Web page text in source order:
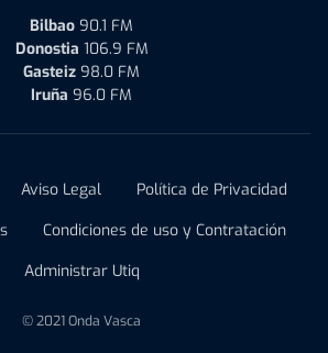
Bilbao 90.1 FM
Donostia 106.9 FM
Gasteiz 98.0 FM
Iruña 96.0 FM
Aviso Legal
Política de Privacidad
Condiciones de uso y Contratación
Administrar Utiq
© 2021 Onda Vasca